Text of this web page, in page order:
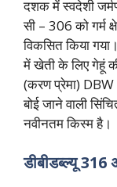
दशक में स्वदेशी
सी – 306 को गर्म
विकसित किया
में खेती के लिए गेहूं
(करण प्रेमा)
बोई जाने वाली
नवीनतम किस्म है।
डीबीडब्ल्यू